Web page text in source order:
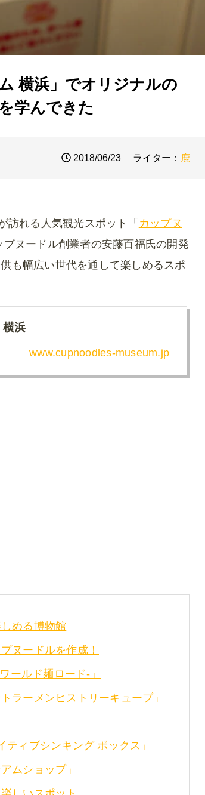
横浜」でオリジナルの
学んできた
2018/06/23 ライター： 鹿
訪れる人気観光スポット「 カップヌ
プヌードル創業者の安藤百福氏の開発
も幅広い世代を通して楽しめるスポ
横浜
www.cupnoodles-museum.jp
める博物館
ヌードルを作成！
ールド麺ロード-」
ラーメンヒストリーキューブ」
ィブシンキング ボックス」
ムショップ」